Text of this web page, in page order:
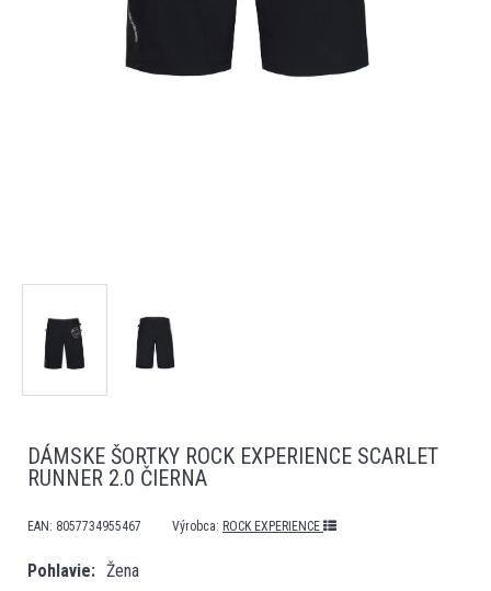
DÁMSKE ŠORTKY ROCK EXPERIENCE SCARLET
RUNNER 2.0 ČIERNA
EAN: 8057734955467 Výrobca: ROCK EXPERIENCE
Pohlavie Žena